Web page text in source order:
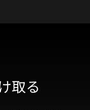
取る